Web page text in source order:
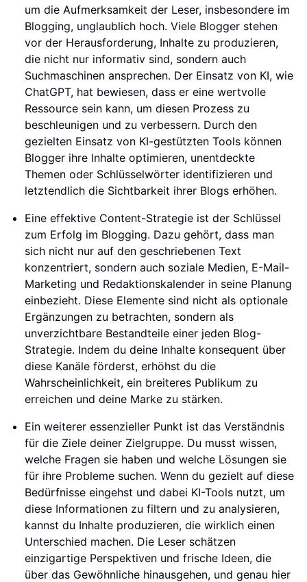
um die Aufmerksamkeit der Leser, insbesondere im
Blogging, unglaublich hoch. Viele Blogger stehen
vor der Herausforderung, Inhalte zu produzieren,
die nicht nur informativ sind, sondern auch
Suchmaschinen ansprechen. Der Einsatz von KI, wie
ChatGPT, hat bewiesen, dass er eine wertvolle
Ressource sein kann, um diesen Prozess zu
beschleunigen und zu verbessern. Durch den
gezielten Einsatz von KI-gestützten Tools können
Blogger ihre Inhalte optimieren, unentdeckte
Themen oder Schlüsselwörter identifizieren und
letztendlich die Sichtbarkeit ihrer Blogs erhöhen.
Eine effektive Content-Strategie ist der Schlüssel
zum Erfolg im Blogging. Dazu gehört, dass man
sich nicht nur auf den geschriebenen Text
konzentriert, sondern auch soziale Medien, E-Mail-
Marketing und Redaktionskalender in seine Planung
einbezieht. Diese Elemente sind nicht als optionale
Ergänzungen zu betrachten, sondern als
unverzichtbare Bestandteile einer jeden Blog-
Strategie. Indem du deine Inhalte konsequent über
diese Kanäle förderst, erhöhst du die
Wahrscheinlichkeit, ein breiteres Publikum zu
erreichen und deine Marke zu stärken.
Ein weiterer essenzieller Punkt ist das Verständnis
für die Ziele deiner Zielgruppe. Du musst wissen,
welche Fragen sie haben und welche Lösungen sie
für ihre Probleme suchen. Wenn du gezielt auf diese
Bedürfnisse eingehst und dabei KI-Tools nutzt, um
diese Informationen zu filtern und zu analysieren,
kannst du Inhalte produzieren, die wirklich einen
Unterschied machen. Die Leser schätzen
einzigartige Perspektiven und frische Ideen, die
über das Gewöhnliche hinausgehen, und genau hier